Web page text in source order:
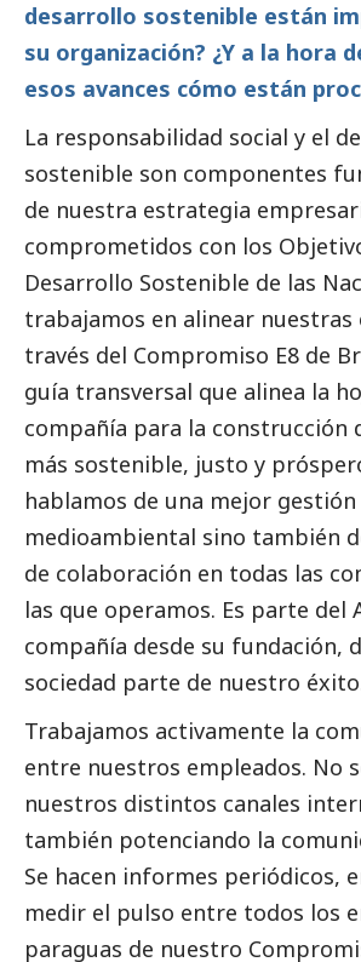
desarrollo sostenible están
su organización? ¿Y a la hora
esos avances cómo están
La responsabilidad social y el
sostenible son componentes
de nuestra estrategia
comprometidos con los
Desarrollo Sostenible de las
trabajamos en alinear nuestras
través del Compromiso E8 de
guía transversal que alinea la
compañía para la construcción
más sostenible, justo y
hablamos de una mejor gestión
medioambiental sino también
de colaboración en todas las
las que operamos. Es parte del
compañía desde su fundación,
sociedad parte de nuestro
Trabajamos activamente la
entre nuestros empleados. No
nuestros distintos canales
también potenciando la
Se hacen informes periódicos,
medir el pulso entre todos los
paraguas de nuestro